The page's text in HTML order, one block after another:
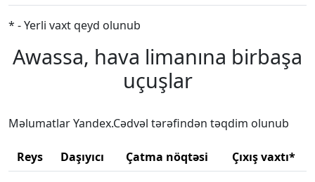
* - Yerli vaxt qeyd olunub
Awassa, hava limanına birbaşa
uçuşlar
Məlumatlar Yandex.Cədvəl tərəfindən təqdim olunub
Reys Daşıyıcı Çatma nöqtəsi Çıxış vaxtı*